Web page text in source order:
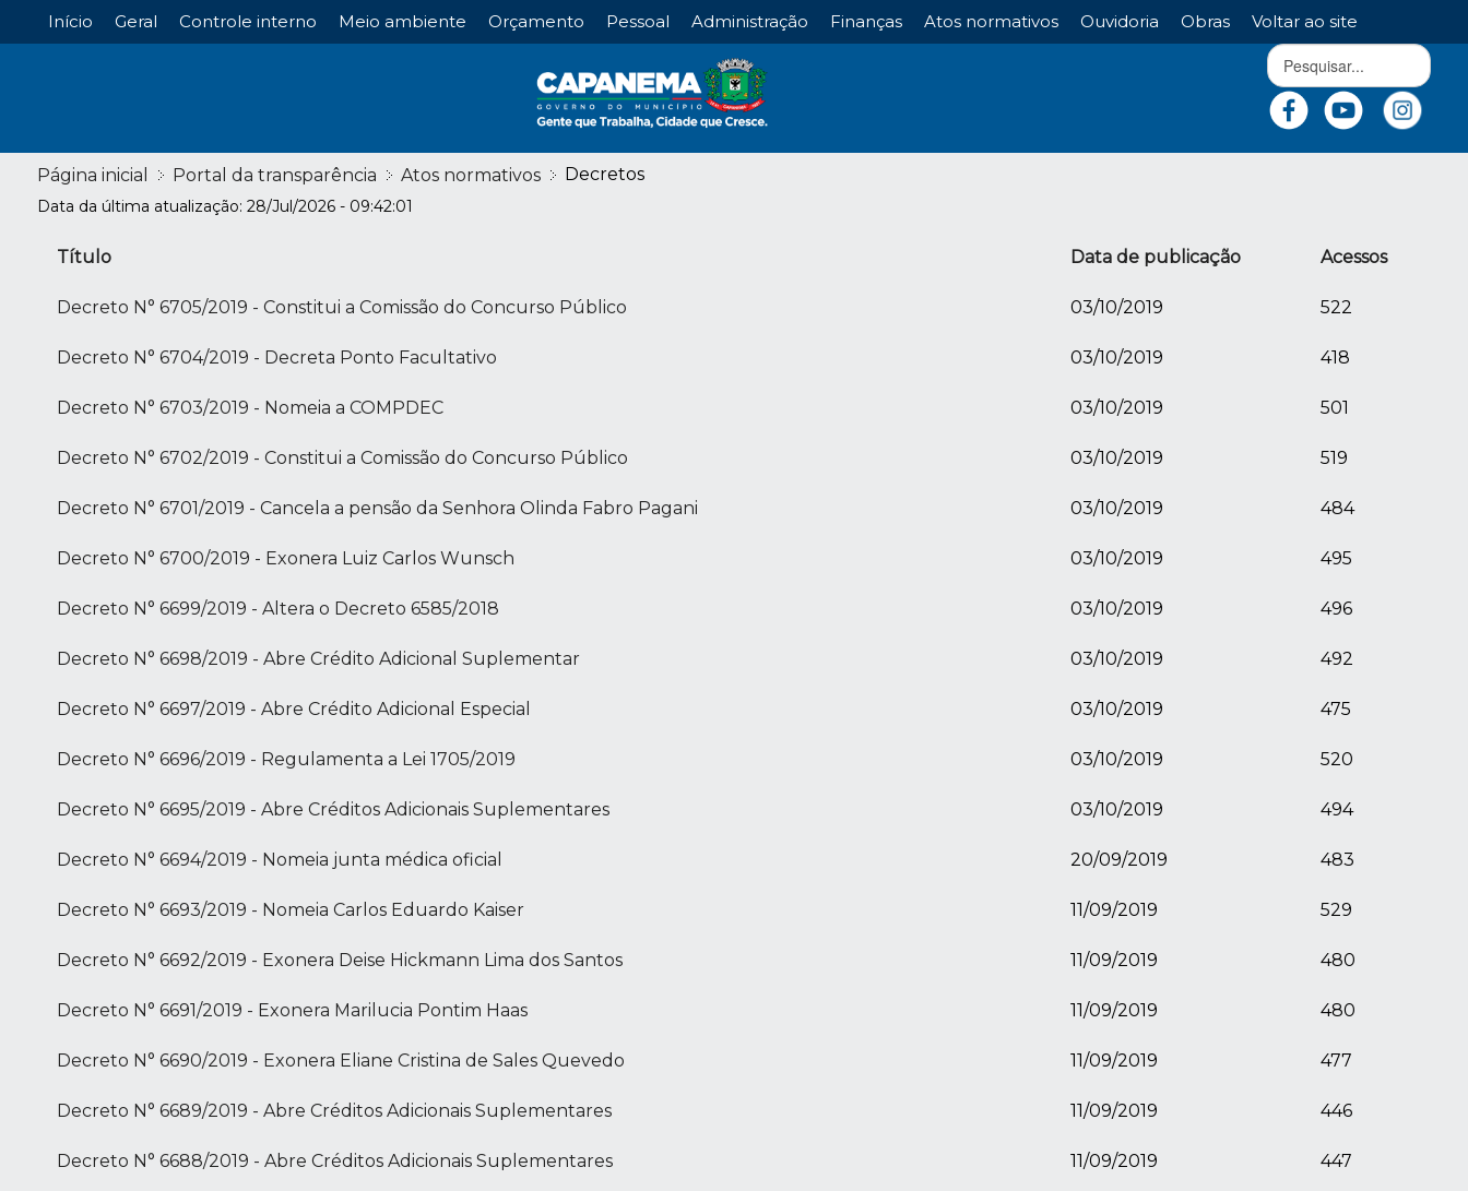
Início Geral Controle interno Meio ambiente Orçamento Pessoal Administração Finanças Atos normativos Ouvidoria Obras Voltar ao site
Página inicial Portal da transparência Atos normativos Decretos
Data da última atualização: 28/Jul/2026 - 09:42:01
Título Data de publicação Acessos
Decreto N° 6705/2019 - Constitui a Comissão do Concurso Público 03/10/2019 522
Decreto N° 6704/2019 - Decreta Ponto Facultativo 03/10/2019 418
Decreto N° 6703/2019 - Nomeia a COMPDEC 03/10/2019 501
Decreto N° 6702/2019 - Constitui a Comissão do Concurso Público 03/10/2019 519
Decreto N° 6701/2019 - Cancela a pensão da Senhora Olinda Fabro Pagani 03/10/2019 484
Decreto N° 6700/2019 - Exonera Luiz Carlos Wunsch 03/10/2019 495
Decreto N° 6699/2019 - Altera o Decreto 6585/2018 03/10/2019 496
Decreto N° 6698/2019 - Abre Crédito Adicional Suplementar 03/10/2019 492
Decreto N° 6697/2019 - Abre Crédito Adicional Especial 03/10/2019 475
Decreto N° 6696/2019 - Regulamenta a Lei 1705/2019 03/10/2019 520
Decreto N° 6695/2019 - Abre Créditos Adicionais Suplementares 03/10/2019 494
Decreto N° 6694/2019 - Nomeia junta médica oficial 20/09/2019 483
Decreto N° 6693/2019 - Nomeia Carlos Eduardo Kaiser 11/09/2019 529
Decreto N° 6692/2019 - Exonera Deise Hickmann Lima dos Santos 11/09/2019 480
Decreto N° 6691/2019 - Exonera Marilucia Pontim Haas 11/09/2019 480
Decreto N° 6690/2019 - Exonera Eliane Cristina de Sales Quevedo 11/09/2019 477
Decreto N° 6689/2019 - Abre Créditos Adicionais Suplementares 11/09/2019 446
Decreto N° 6688/2019 - Abre Créditos Adicionais Suplementares 11/09/2019 447